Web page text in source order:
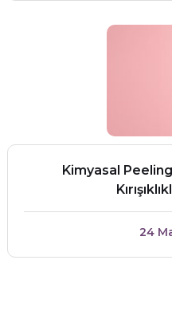
Kimyasal
24